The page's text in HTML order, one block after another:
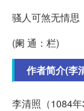
骚人可煞无情思
(阑 通：栏)
作者简介(李
李清照（1084